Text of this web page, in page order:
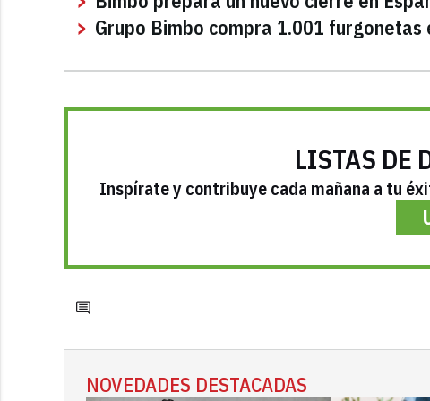
Grupo Bimbo compra 1.001
LISTAS DE
Inspírate y contribuye cada mañana a tu
NOVEDADES DESTACADAS